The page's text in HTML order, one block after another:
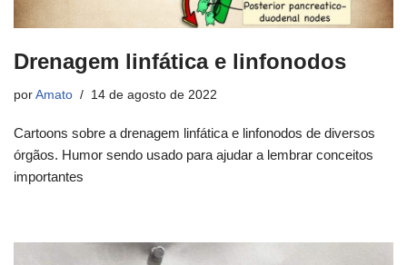
Drenagem linfática e linfonodos
por Amato 14 de agosto de 2022
Cartoons sobre a drenagem linfática e linfonodos de diversos
órgãos. Humor sendo usado para ajudar a lembrar conceitos
importantes